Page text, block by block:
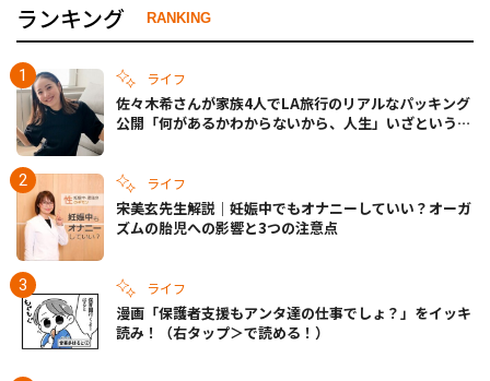
ランキング RANKING
ライフ
佐々木希さんが家族4人でLA旅行のリアルなパッキング
公開「何があるかわからないから、人生」いざというと
ライフ
宋美玄先生解説｜妊娠中でもオナニーしていい？オーガ
ズムの胎児への影響と3つの注意点
ライフ
漫画「保護者支援もアンタ達の仕事でしょ？」をイッキ
読み！（右タップ＞で読める！）